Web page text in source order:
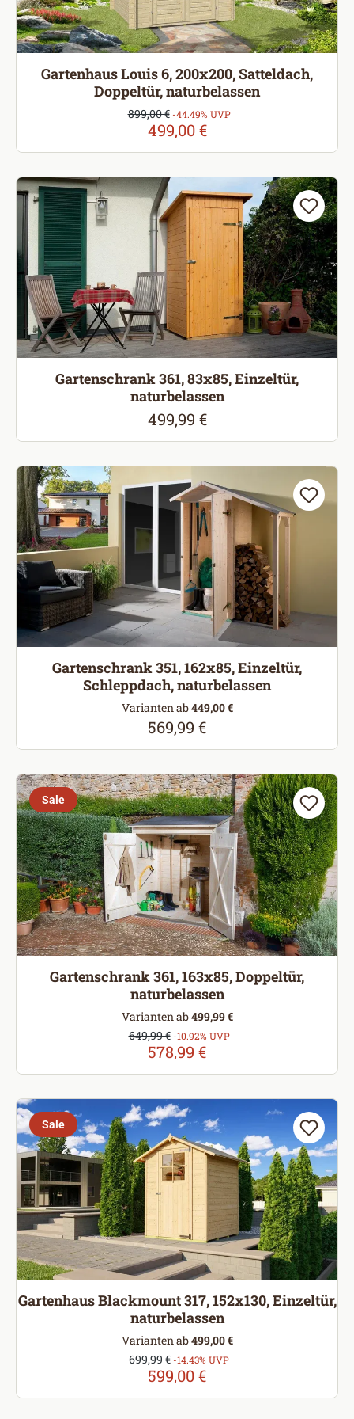
Gartenhaus Louis 6, 200x200, Satteldach,
Doppeltür, naturbelassen
Verkaufspreis:
499,00 €
Regulärer Preis:
899,00 € -44.49% UVP
Gartenschrank 361, 83x85, Einzeltür,
naturbelassen
Regulärer Preis:
499,99 €
Gartenschrank 351, 162x85, Einzeltür,
Schleppdach, naturbelassen
Varianten ab449,00 €
Regulärer Preis:
569,99 €
Sale
Gartenschrank 361, 163x85, Doppeltür,
naturbelassen
Varianten ab499,99 €
Verkaufspreis:
578,99 €
Regulärer Preis:
649,99 € -10.92% UVP
Sale
Gartenhaus Blackmount 317, 152x130, Einzeltür,
naturbelassen
Varianten ab499,00 €
Verkaufspreis:
599,00 €
Regulärer Preis:
699,99 € -14.43% UVP